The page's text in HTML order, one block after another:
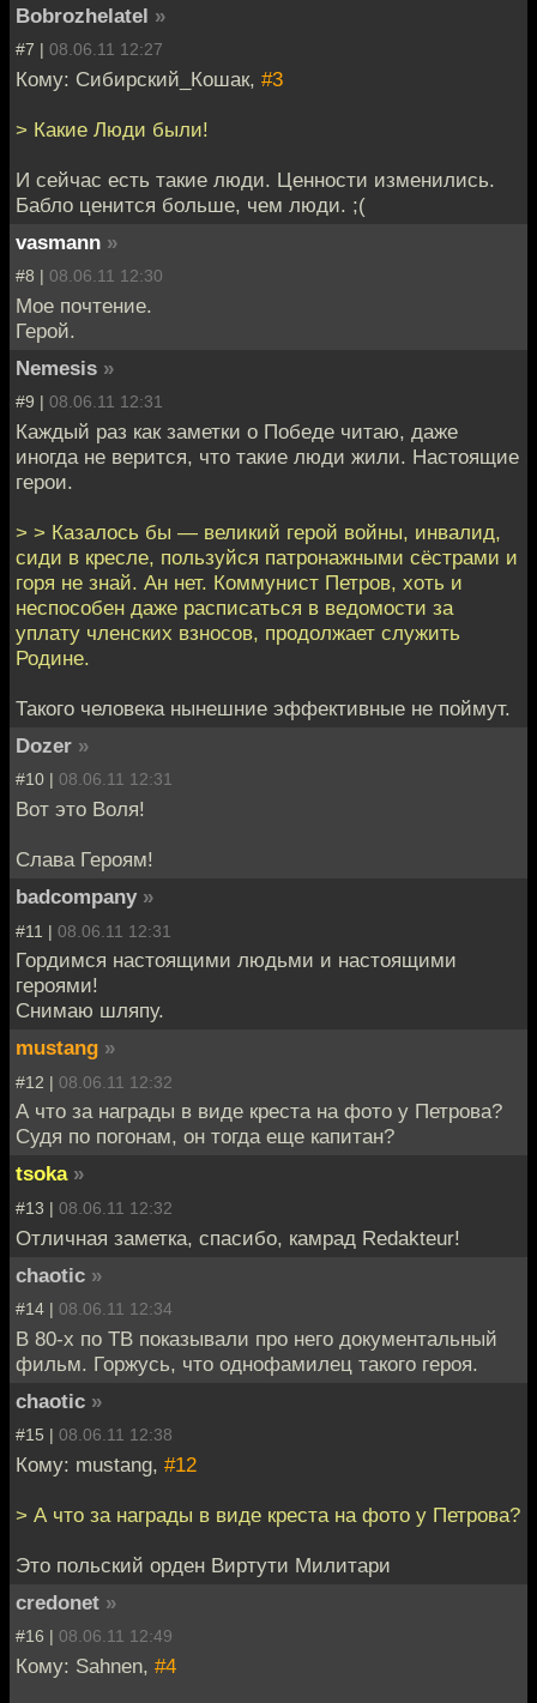
Bobrozhelatel »
#7 | 08.06.11 12:27
Кому: Сибирский_Кошак, #3
> Какие Люди были!
И сейчас есть такие люди. Ценности изменились.
Бабло ценится больше, чем люди. ;(
vasmann »
#8 | 08.06.11 12:30
Мое почтение.
Герой.
Nemesis »
#9 | 08.06.11 12:31
Каждый раз как заметки о Победе читаю, даже
иногда не верится, что такие люди жили. Настоящие
герои.
> > Казалось бы — великий герой войны, инвалид,
сиди в кресле, пользуйся патронажными сёстрами и
горя не знай. Ан нет. Коммунист Петров, хоть и
неспособен даже расписаться в ведомости за
уплату членских взносов, продолжает служить
Родине.
Такого человека нынешние эффективные не поймут.
Dozer »
#10 | 08.06.11 12:31
Вот это Воля!
Слава Героям!
badcompany »
#11 | 08.06.11 12:31
Гордимся настоящими людьми и настоящими
героями!
Снимаю шляпу.
mustang »
#12 | 08.06.11 12:32
А что за награды в виде креста на фото у Петрова?
Судя по погонам, он тогда еще капитан?
tsoka »
#13 | 08.06.11 12:32
Отличная заметка, спасибо, камрад Redakteur!
chaotic »
#14 | 08.06.11 12:34
В 80-х по ТВ показывали про него документальный
фильм. Горжусь, что однофамилец такого героя.
chaotic »
#15 | 08.06.11 12:38
Кому: mustang, #12
> А что за награды в виде креста на фото у Петрова?
Это польский орден Виртути Милитари
credonet »
#16 | 08.06.11 12:49
Кому: Sahnen, #4